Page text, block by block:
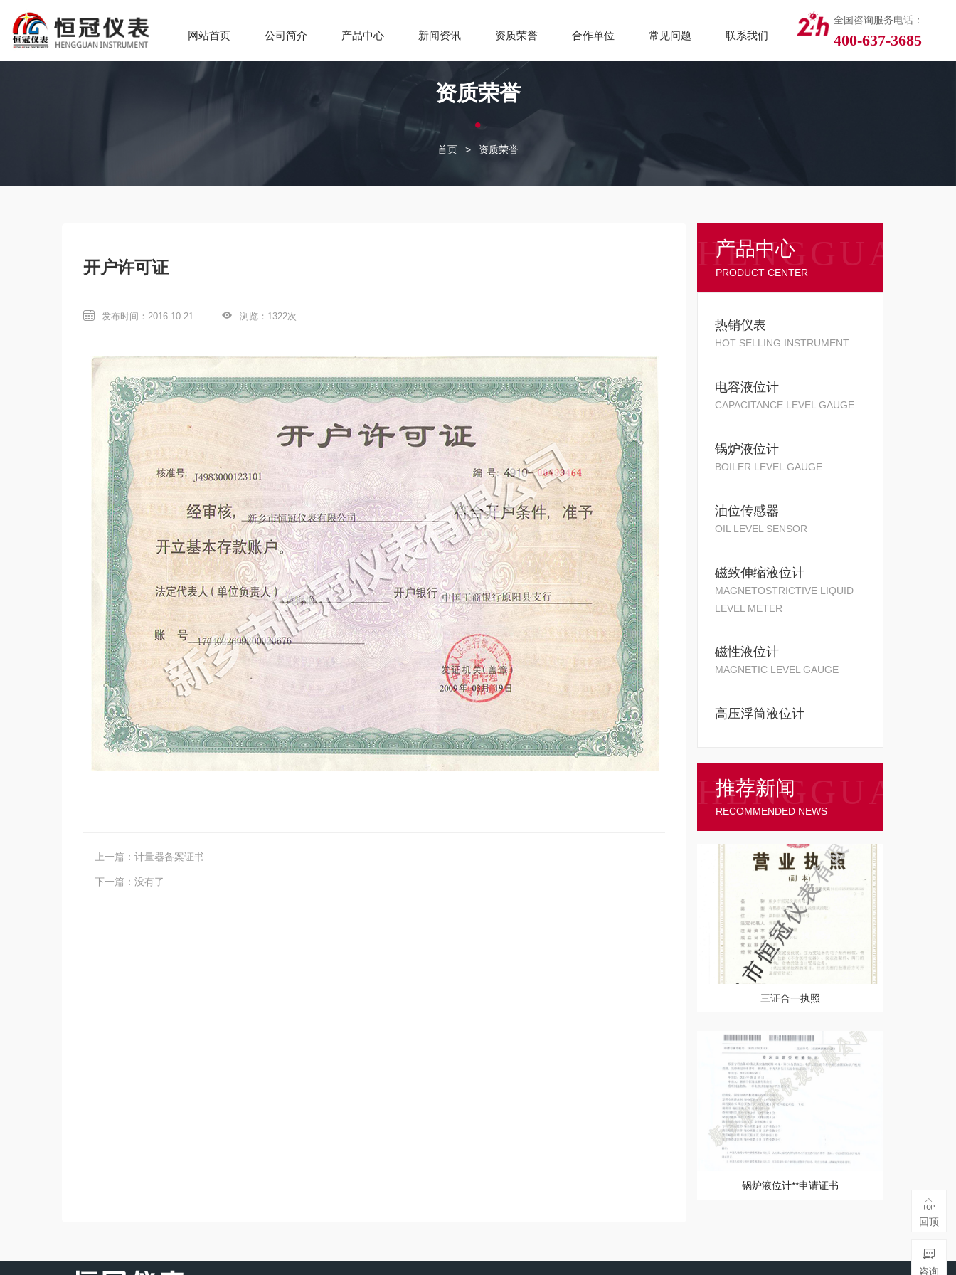
网站首页 公司简介 产品中心 新闻资讯 资质荣誉 合作单位 常见问题 联系我们
全国咨询服务电话：
400-637-3685
资质荣誉
首页 > 资质荣誉
开户许可证
发布时间：2016-10-21 浏览：1322次
上一篇：计量器备案证书
下一篇：没有了
产品中心
PRODUCT CENTER
热销仪表
HOT SELLING INSTRUMENT
电容液位计
CAPACITANCE LEVEL GAUGE
锅炉液位计
BOILER LEVEL GAUGE
油位传感器
OIL LEVEL SENSOR
磁致伸缩液位计
MAGNETOSTRICTIVE LIQUID
LEVEL METER
磁性液位计
MAGNETIC LEVEL GAUGE
高压浮筒液位计
推荐新闻
RECOMMENDED NEWS
三证合一执照
锅炉液位计**申请证书
回顶
咨询